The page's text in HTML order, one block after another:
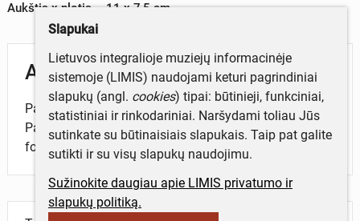
Aukštis x plotis – 11 x 7,5 cm
Aprašymas
Pažymėjimas išd. šiaulietei Elenai Žukauskaitei.
Pažymėjimas patvirtintas antspaudu ir parašu, su
fotografija.
Slapukai
Lietuvos integralioje muziejų informacinėje
sistemoje (LIMIS) naudojami keturi pagrindiniai
slapukų (angl. cookies) tipai: būtinieji, funkciniai,
statistiniai ir rinkodariniai. Naršydami toliau Jūs
sutinkate su būtinaisiais slapukais. Taip pat galite
sutikti ir su visų slapukų naudojimu.
Sužinokite daugiau apie LIMIS privatumo ir
slapukų politiką.